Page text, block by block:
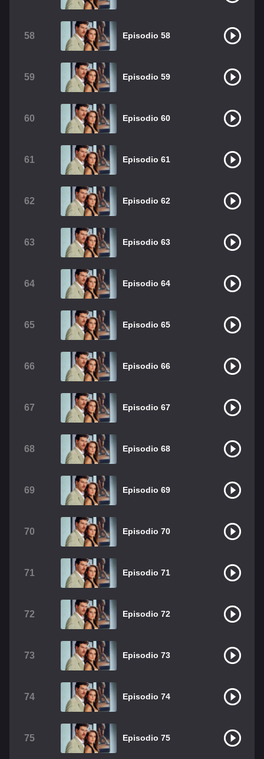
58 Episodio 58
59 Episodio 59
60 Episodio 60
61 Episodio 61
62 Episodio 62
63 Episodio 63
64 Episodio 64
65 Episodio 65
66 Episodio 66
67 Episodio 67
68 Episodio 68
69 Episodio 69
70 Episodio 70
71 Episodio 71
72 Episodio 72
73 Episodio 73
74 Episodio 74
75 Episodio 75